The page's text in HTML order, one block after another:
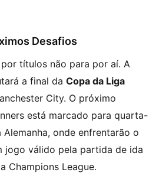
Desafios
títulos não para por aí. A
a final da Copa da Liga
City. O próximo
está marcado para quarta-
Alemanha, onde enfrentarão o
jogo válido pela partida de ida
Champions League.